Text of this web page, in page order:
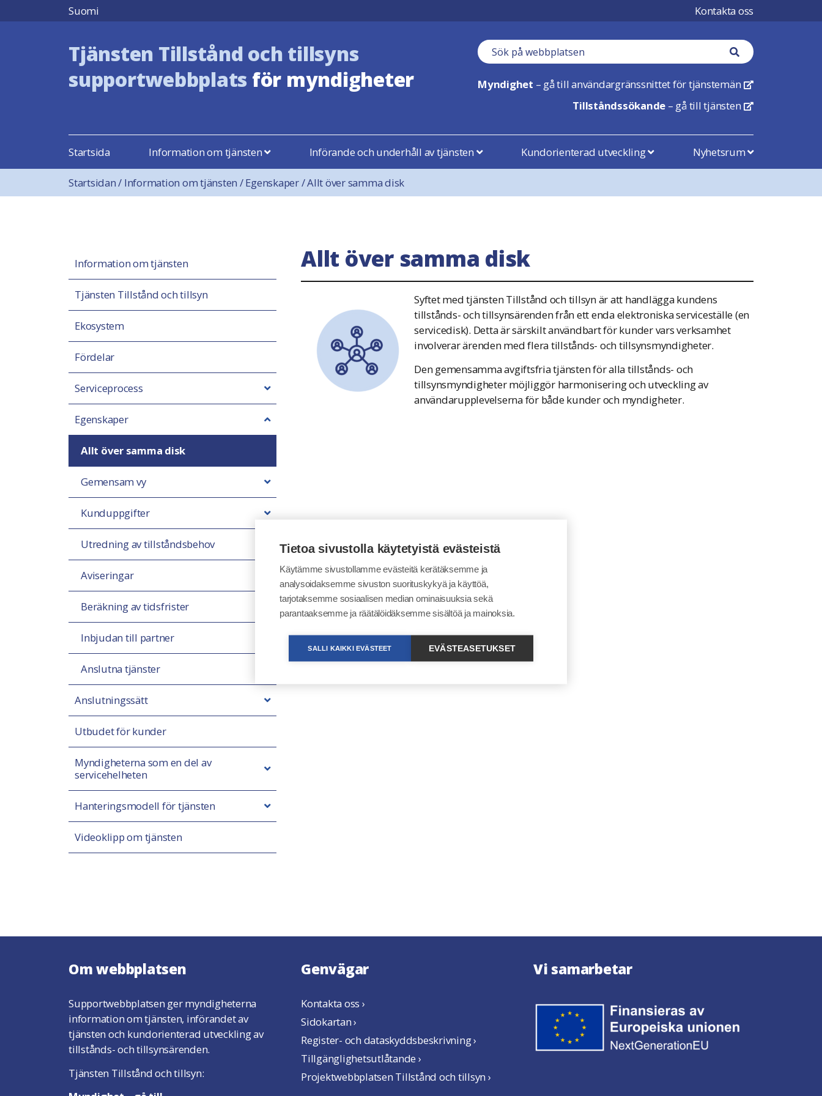
Hoppa till innehåll
Suomi Kontakta oss
Tjänsten Tillstånd och tillsyns
supportwebbplats för myndigheter
Sökfält
Sökknapp
Myndighet – gå till användargränssnittet för tjänstemän Öppnas i en ny flik
Tillståndssökande – gå till tjänsten Öppnas i en ny flik
Startsida Information om tjänsten Införande och underhåll av tjänsten Kundorienterad utveckling Nyhetsrum
Startsidan/ Information om tjänsten /Egenskaper/Allt över samma disk
Information om tjänsten
Tjänsten Tillstånd och tillsyn
Ekosystem
Fördelar
Serviceprocess
Egenskaper
Allt över samma disk
Gemensam vy
Kunduppgifter
Utredning av tillståndsbehov
Aviseringar
Beräkning av tidsfrister
Inbjudan till partner
Anslutna tjänster
Anslutningssätt
Utbudet för kunder
Myndigheterna som en del av
servicehelheten
Hanteringsmodell för tjänsten
Videoklipp om tjänsten
Allt över samma disk
Syftet med tjänsten Tillstånd och tillsyn är att handlägga kundens
tillstånds- och tillsynsärenden från ett enda elektroniska serviceställe (en
servicedisk). Detta är särskilt användbart för kunder vars verksamhet
involverar ärenden med flera tillstånds- och tillsynsmyndigheter.
Den gemensamma avgiftsfria tjänsten för alla tillstånds- och
tillsynsmyndigheter möjliggör harmonisering och utveckling av
användarupplevelserna för både kunder och myndigheter.
Om webbplatsen
Supportwebbplatsen ger myndigheterna
information om tjänsten, införandet av
tjänsten och kundorienterad utveckling av
tillstånds- och tillsynsärenden.
Tjänsten Tillstånd och tillsyn:
Genvägar
Kontakta oss ›
Sidokartan ›
Register- och dataskyddsbeskrivning ›
Tillgänglighetsutlåtande ›
Projektwebbplatsen Tillstånd och tillsyn ›
Vi samarbetar
Tietoa sivustolla käytetyistä evästeistä
Käytämme sivustollamme evästeitä kerätäksemme ja
analysoidaksemme sivuston suorituskykyä ja käyttöä,
tarjotaksemme sosiaalisen median ominaisuuksia sekä
parantaaksemme ja räätälöidäksemme sisältöä ja mainoksia.
SALLI KAIKKI EVÄSTEET EVÄSTEASETUKSET